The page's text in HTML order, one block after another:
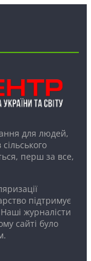
для людей,
перш за все,
підтримує
журналісти
сайті було